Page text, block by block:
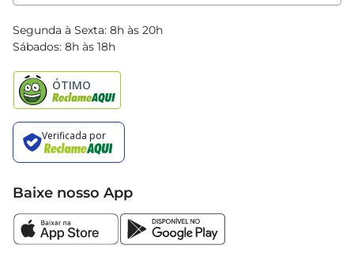
Clube Bretas
Blog Bretas
Black Friday
Segunda à Sexta: 8h às 20h
Sábados: 8h às 18h
Baixe nosso App